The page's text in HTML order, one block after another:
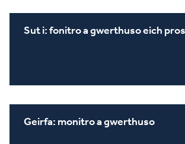
Sut i: fonitro a gwerthuso eich
Geirfa: monitro a gwerthuso